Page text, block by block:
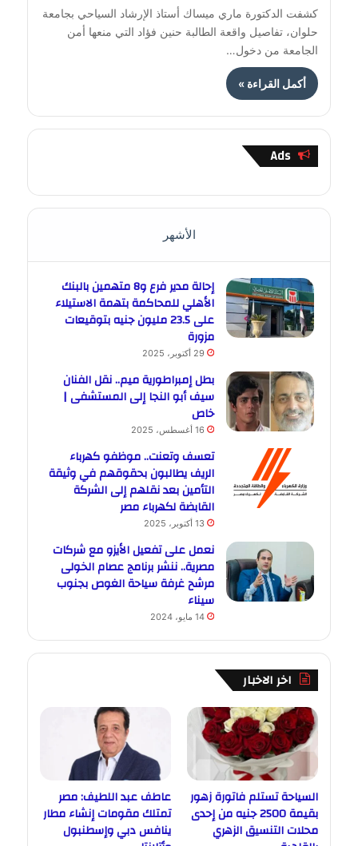
كشفت الدكتورة ماري ميساك أستاذ الإرشاد السياحي بجامعة
حلوان، تفاصيل واقعة الطالبة حنين فؤاد التي منعها أمن
الجامعة من دخول…
أكمل القراءة »
Ads
الأشهر
إحالة مدير فرع و8 متهمين بالبنك
الأهلي للمحاكمة بتهمة الاستيلاء
على 23.5 مليون جنيه بتوقيعات
مزورة
29 أكتوبر، 2025
بطل إمبراطورية ميم.. نقل الفنان
سيف أبو النجا إلى المستشفى |
خاص
16 أغسطس، 2025
تعسف وتعنت.. موظفو كهرباء
الريف يطالبون بحقوقهم في وثيقة
التأمين بعد نقلهم إلى الشركة
القابضة لكهرباء مصر
13 أكتوبر، 2025
نعمل على تفعيل الأيزو مع شركات
مصرية.. ننشر برنامج عصام الخولى
مرشح غرفة سياحة الغوص بجنوب
سيناء
14 مايو، 2024
اخر الاخبار
السياحة تستلم فاتورة زهور
بقيمة 2500 جنيه من إحدى
محلات التنسيق الزهري
عاطف عبد اللطيف: مصر
تمتلك مقومات إنشاء مطار
ينافس دبي وإسطنبول